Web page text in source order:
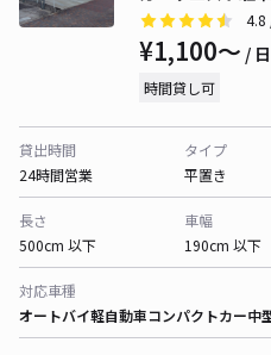
4.8
¥1,100〜 / 日
時間貸し可
貸出時間
24時間営業
タイプ
平置き
長さ
500cm 以下
車幅
190cm 以下
対応車種
オートバイ軽自動車コンパクトカー中